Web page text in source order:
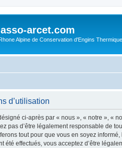
arcet.com
Alpine de Conservation d'Engins
d’utilisation
ci-après par « nous », « notre », «
pas d’être légalement responsable de
tout pour que vous en soyez
été effectués, vous acceptez d’être